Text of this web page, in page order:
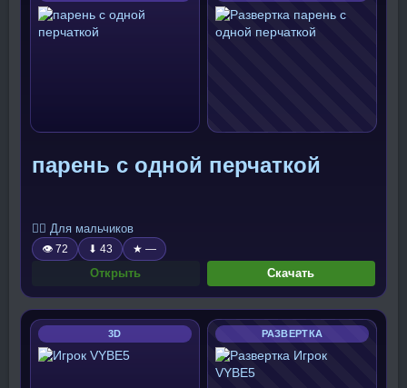
парень с одной перчаткой
🧍‍♂️ Для мальчиков
👁 72 ⬇ 43 ★ —
Открыть Скачать
3D РАЗВЕРТКА